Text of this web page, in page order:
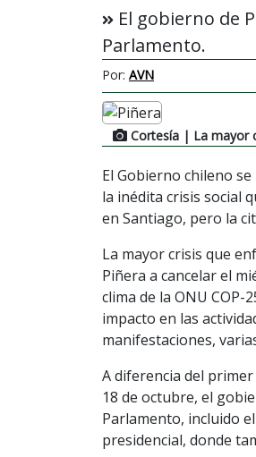
El gobierno de
Parlamento.
Por: AVN
Cortesía | La mayor
El Gobierno chileno
la inédita crisis social
en Santiago, pero la
La mayor crisis que
Piñera a cancelar el
clima de la ONU
impacto en las
manifestaciones,
A diferencia del
18 de octubre, el
Parlamento, incluido
presidencial, donde